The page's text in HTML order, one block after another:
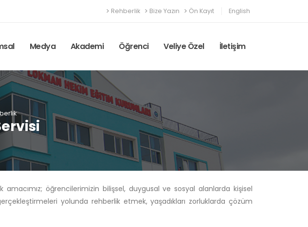
Rehberlik Bize Yazın Ön Kayıt English
Medya Akademi Öğrenci Veliye Özel İletişim
amacımız; öğrencilerimizin bilişsel, duygusal ve sosyal alanlarda kişisel
yolunda rehberlik etmek, yaşadıkları zorluklarda çözüm